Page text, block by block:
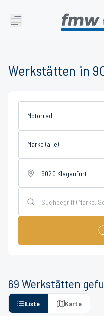
Werkstätten in
Motorrad
Marke (alle)
69 Werkstätten
Liste Karte